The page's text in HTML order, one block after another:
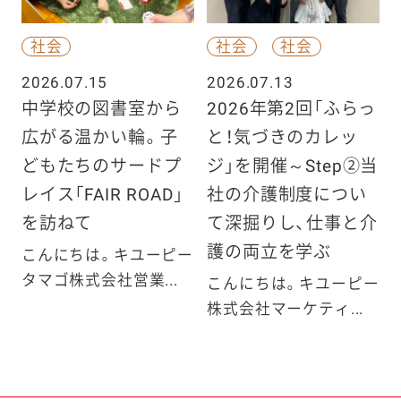
社会
2026.07.15
中学校の図書室から
広がる温かい輪。子
どもたちのサードプ
レイス「FAIR ROAD」
を訪ねて
こんにちは。キユーピー
タマゴ株式会社営業...
社会
社会
2026.07.13
2026年第2回「ふらっ
と！気づきのカレッ
ジ」を開催～Step②当
社の介護制度につい
て深掘りし、仕事と介
護の両立を学ぶ
こんにちは。キユーピー
株式会社マーケティ...